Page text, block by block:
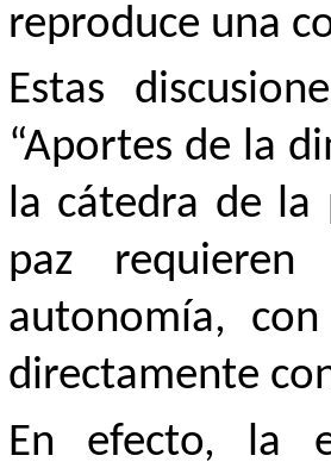
reproduce una
Estas
“Aportes de la
la cátedra de la
paz
autonomía,
directamente
En efecto, la